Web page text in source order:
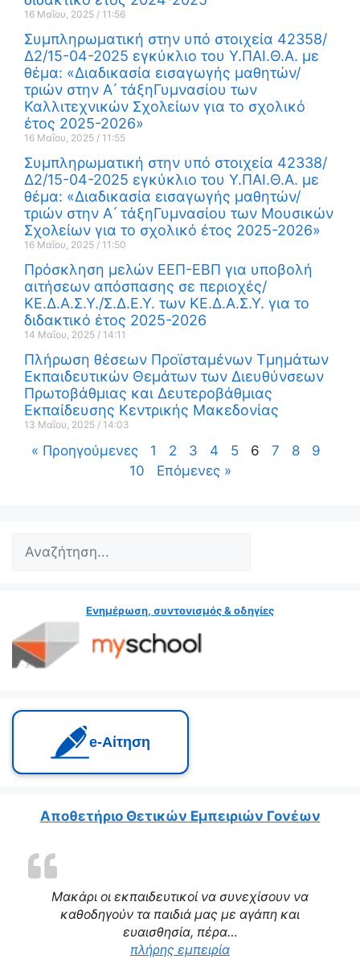
16 Μαΐου, 2025 11:56
Συμπληρωματική στην υπό στοιχεία 42358/
Δ2/15-04-2025 εγκύκλιο του Υ.ΠΑΙ.Θ.Α. με
θέμα: «Διαδικασία εισαγωγής μαθητών/
τριών στην Α ́ τάξηΓυμνασίου των
Καλλιτεχνικών Σχολείων για το σχολικό
έτος 2025-2026»
16 Μαΐου, 2025 11:55
Συμπληρωματική στην υπό στοιχεία 42338/
Δ2/15-04-2025 εγκύκλιο του Υ.ΠΑΙ.Θ.Α. με
θέμα: «Διαδικασία εισαγωγής μαθητών/
τριών στην Α ́ τάξηΓυμνασίου των Μουσικών
Σχολείων για το σχολικό έτος 2025-2026»
16 Μαΐου, 2025 11:50
Πρόσκληση μελών ΕΕΠ-ΕΒΠ για υποβολή
αιτήσεων απόσπασης σε περιοχές/
ΚΕ.Δ.Α.Σ.Υ./Σ.Δ.Ε.Υ. των ΚΕ.Δ.Α.Σ.Υ. για το
διδακτικό έτος 2025-2026
14 Μαΐου, 2025 14:11
Πλήρωση θέσεων Προϊσταμένων Τμημάτων
Εκπαιδευτικών Θεμάτων των Διευθύνσεων
Πρωτοβάθμιας και Δευτεροβάθμιας
Εκπαίδευσης Κεντρικής Μακεδονίας
13 Μαΐου, 2025 14:03
« Προηγούμενες 1 2 3 4 5 6 7 8
9
10
Επόμενες »
Ενημέρωση, συντονισμός & οδηγίες
e‑Αίτηση
Μακάρι οι εκπαιδευτικοί να συνεχίσουν να
καθοδηγούν τα παιδιά μας με αγάπη και
ευαισθησία, πέρα…
πλήρης εμπειρία
Αποθετήριο Θετικών Εμπειριών Γονέων